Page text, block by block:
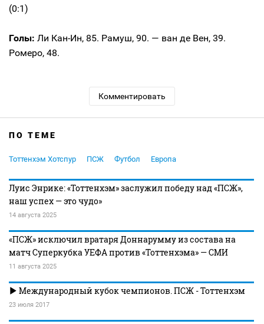
(0:1)
Голы: Ли Кан-Ин, 85. Рамуш, 90. — ван де Вен, 39.
Ромеро, 48.
Комментировать
ПО ТЕМЕ
Тоттенхэм Хотспур ПСЖ Футбол Европа
Луис Энрике: «Тоттенхэм» заслужил победу над «ПСЖ»,
наш успех — это чудо»
14 августа 2025
«ПСЖ» исключил вратаря Доннарумму из состава на
матч Суперкубка УЕФА против «Тоттенхэма» — СМИ
11 августа 2025
Международный кубок чемпионов. ПСЖ - Тоттенхэм
23 июля 2017